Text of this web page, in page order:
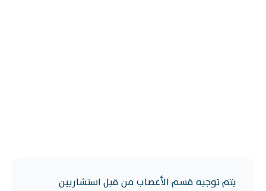
يتم توجيه قسم الأعصاب من قبل استشاريين